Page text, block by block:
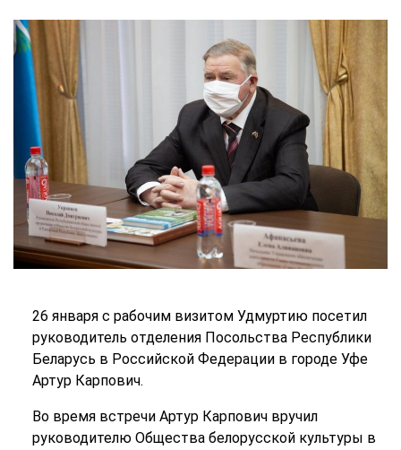
26 января с рабочим визитом Удмуртию посетил
руководитель отделения Посольства Республики
Беларусь в Российской Федерации в городе Уфе
Артур Карпович.
Во время встречи Артур Карпович вручил
руководителю Общества белорусской культуры в